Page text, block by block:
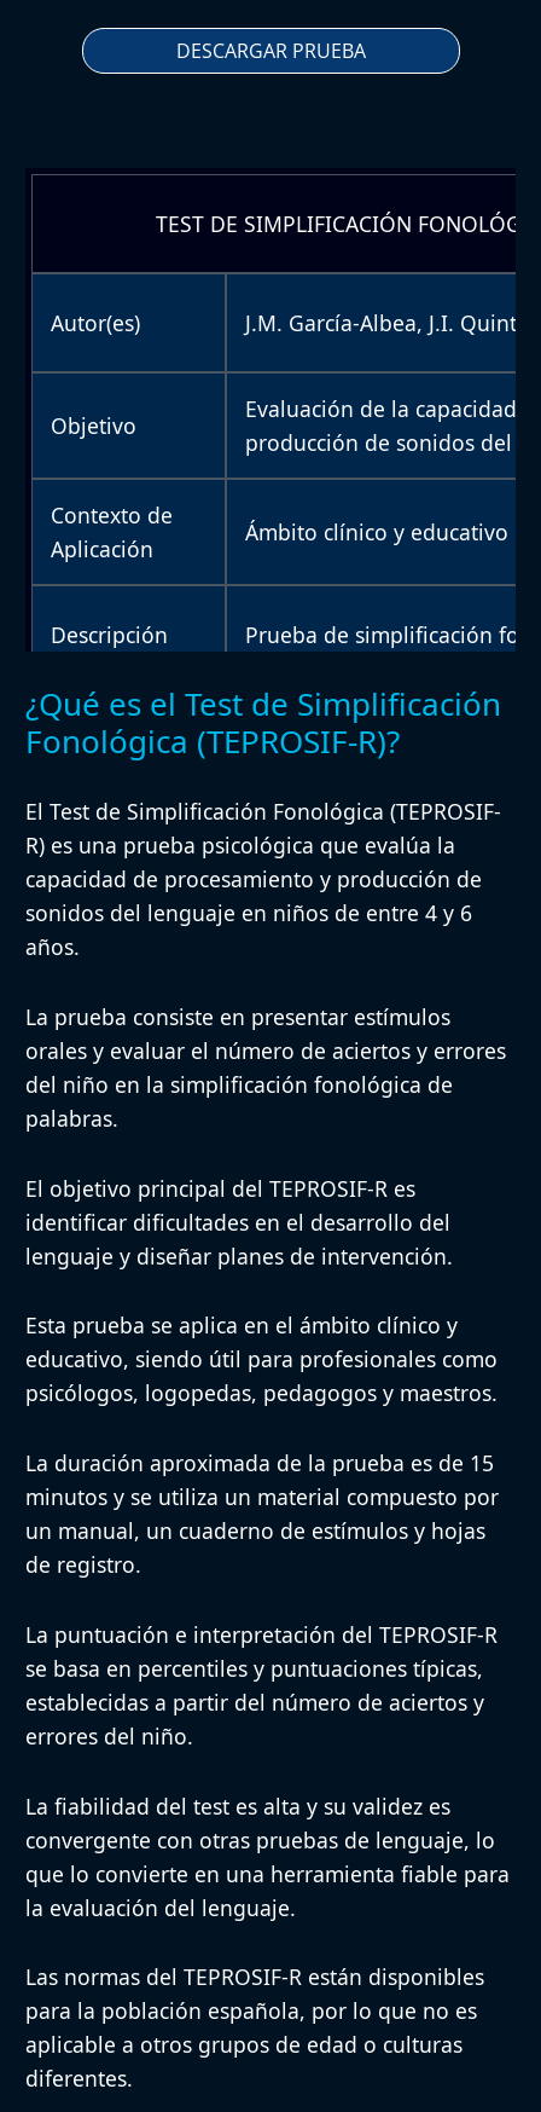
DESCARGAR PRUEBA
TEST DE SIMPLIFICACIÓN
Autor(es) J.M. García-Albea, J.I.
Objetivo
Evaluación de la capacidad
producción de sonidos del
Contexto de
Aplicación
Ámbito clínico y educativo
Descripción Prueba de simplificación
Procedimiento Presentación de estímulos
Niños de entre 4 y 6 años
Aproximadamente 15
Material Manual, cuaderno de
Puntuación e
Fiabilidad y
Validez
Fiabilidad alta y validez
pruebas de lenguaje
Normas Disponibles para población
Ventajas
planes de intervención
Limitaciones
No es aplicable a otros
¿Qué es el Test de Simplificación
Fonológica (TEPROSIF-R)?
El Test de Simplificación Fonológica (TEPROSIF-
R) es una prueba psicológica que evalúa la
capacidad de procesamiento y producción de
sonidos del lenguaje en niños de entre 4 y 6
años.
La prueba consiste en presentar estímulos
orales y evaluar el número de aciertos y errores
del niño en la simplificación fonológica de
palabras.
El objetivo principal del TEPROSIF-R es
identificar dificultades en el desarrollo del
lenguaje y diseñar planes de intervención.
Esta prueba se aplica en el ámbito clínico y
educativo, siendo útil para profesionales como
psicólogos, logopedas, pedagogos y maestros.
La duración aproximada de la prueba es de 15
minutos y se utiliza un material compuesto por
un manual, un cuaderno de estímulos y hojas
de registro.
La puntuación e interpretación del TEPROSIF-R
se basa en percentiles y puntuaciones típicas,
establecidas a partir del número de aciertos y
errores del niño.
La fiabilidad del test es alta y su validez es
convergente con otras pruebas de lenguaje, lo
que lo convierte en una herramienta fiable para
la evaluación del lenguaje.
Las normas del TEPROSIF-R están disponibles
para la población española, por lo que no es
aplicable a otros grupos de edad o culturas
diferentes.